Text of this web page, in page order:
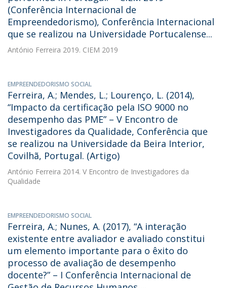
(Conferência Internacional de
Empreendedorismo), Conferência Internacional
que se realizou na Universidade Portucalense...
António Ferreira 2019. CIEM 2019
EMPREENDEDORISMO SOCIAL
Ferreira, A.; Mendes, L.; Lourenço, L. (2014),
“Impacto da certificação pela ISO 9000 no
desempenho das PME” – V Encontro de
Investigadores da Qualidade, Conferência que
se realizou na Universidade da Beira Interior,
Covilhã, Portugal. (Artigo)
António Ferreira 2014. V Encontro de Investigadores da
Qualidade
EMPREENDEDORISMO SOCIAL
Ferreira, A.; Nunes, A. (2017), “A interação
existente entre avaliador e avaliado constitui
um elemento importante para o êxito do
processo de avaliação de desempenho
docente?” – I Conferência Internacional de